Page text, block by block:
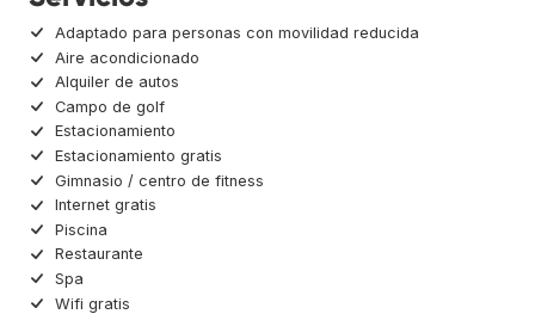
Adaptado para personas con movilidad reducida
Aire acondicionado
Alquiler de autos
Campo de golf
Estacionamiento
Estacionamiento gratis
Gimnasio / centro de fitness
Internet gratis
Piscina
Restaurante
Spa
Wifi gratis